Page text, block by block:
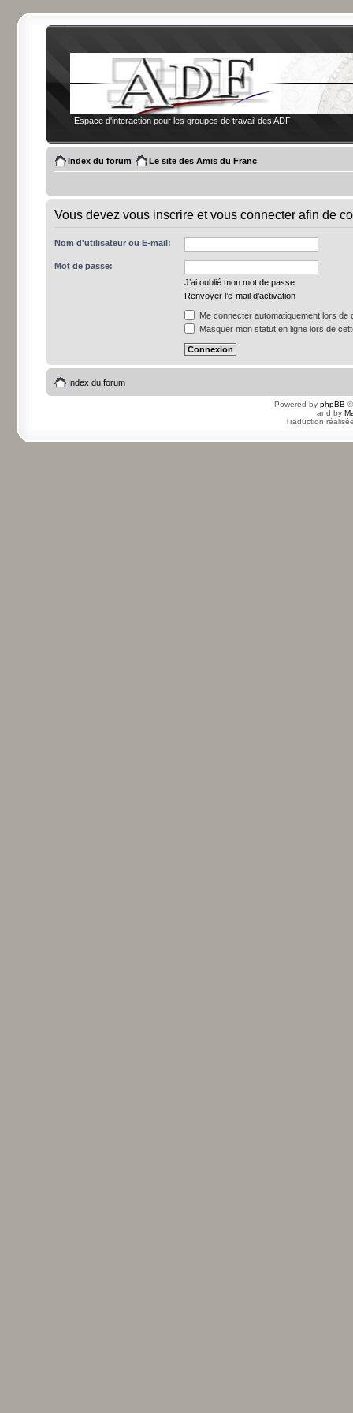
Espace d'interaction pour les groupes de travail des ADF
Index du forum Le site des Amis du Franc
Vous devez vous inscrire et vous connecter afin de
Nom d'utilisateur ou E-mail:
Mot de passe:
J’ai oublié mon mot de passe
Renvoyer l’e-mail d’activation
Me connecter automatiquement lors de
Masquer mon statut en ligne lors de
Index du forum
Powered by phpBB
and by
Traduction